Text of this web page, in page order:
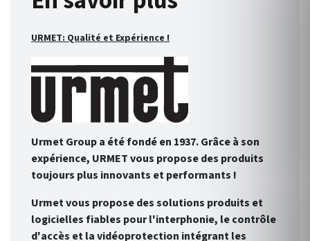
URMET: Qualité et Expérience !
Urmet Group a été fondé en 1937. Grâce à son
expérience, URMET vous propose des produits
toujours plus innovants et performants !
Urmet vous propose des solutions produits et
logicielles fiables pour l'interphonie, le contrôle
d'accès et la vidéoprotection intégrant les